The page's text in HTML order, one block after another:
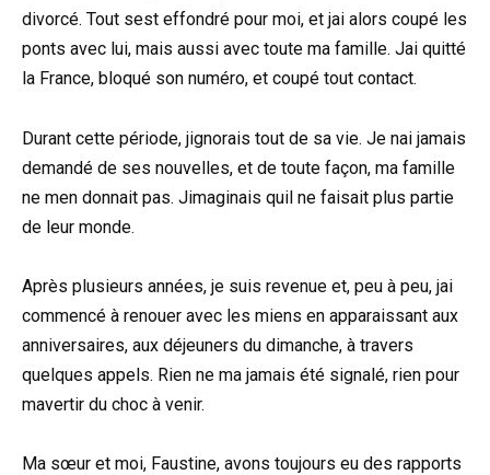
divorcé. Tout sest effondré pour moi, et jai alors coupé les
ponts avec lui, mais aussi avec toute ma famille. Jai quitté
la France, bloqué son numéro, et coupé tout contact.
Durant cette période, jignorais tout de sa vie. Je nai jamais
demandé de ses nouvelles, et de toute façon, ma famille
ne men donnait pas. Jimaginais quil ne faisait plus partie
de leur monde.
Après plusieurs années, je suis revenue et, peu à peu, jai
commencé à renouer avec les miens en apparaissant aux
anniversaires, aux déjeuners du dimanche, à travers
quelques appels. Rien ne ma jamais été signalé, rien pour
mavertir du choc à venir.
Ma sœur et moi, Faustine, avons toujours eu des rapports